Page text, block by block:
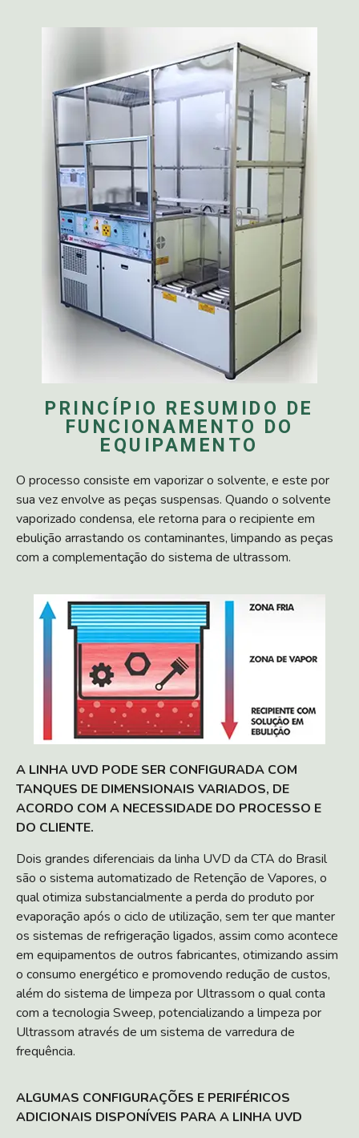
PRINCÍPIO RESUMIDO DE
FUNCIONAMENTO DO
EQUIPAMENTO
O processo consiste em vaporizar o solvente, e este por
sua vez envolve as peças suspensas. Quando o solvente
vaporizado condensa, ele retorna para o recipiente em
ebulição arrastando os contaminantes, limpando as peças
com a complementação do sistema de ultrassom.
A LINHA UVD PODE SER CONFIGURADA COM
TANQUES DE DIMENSIONAIS VARIADOS, DE
ACORDO COM A NECESSIDADE DO PROCESSO E
DO CLIENTE.
Dois grandes diferenciais da linha UVD da CTA do Brasil
são o sistema automatizado de Retenção de Vapores, o
qual otimiza substancialmente a perda do produto por
evaporação após o ciclo de utilização, sem ter que manter
os sistemas de refrigeração ligados, assim como acontece
em equipamentos de outros fabricantes, otimizando assim
o consumo energético e promovendo redução de custos,
além do sistema de limpeza por Ultrassom o qual conta
com a tecnologia Sweep, potencializando a limpeza por
Ultrassom através de um sistema de varredura de
frequência.
ALGUMAS CONFIGURAÇÕES E PERIFÉRICOS
ADICIONAIS DISPONÍVEIS PARA A LINHA UVD